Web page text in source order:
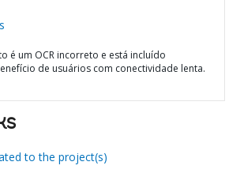
é um OCR incorreto e está incluído
de usuários com conectividade lenta.
to the project(s)